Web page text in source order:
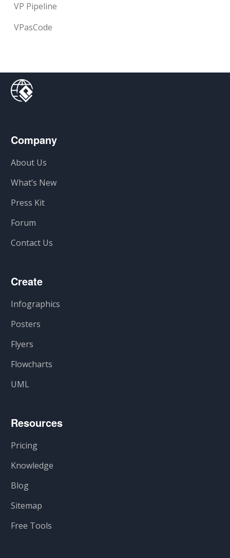
VP Pipeline
VPasCode
Company
About Us
What’s New
Press Kit
Forum
Contact Us
Create
Infographics
Posters
Flyers
Flowcharts
UML
Resources
Pricing
Knowledge
Blog
Sitemap
Free Tools